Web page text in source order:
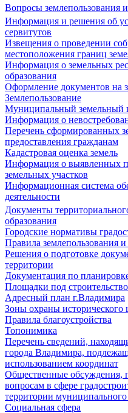
Вопросы землепользования
Информация и решения об
сервитутов
Извещения о проведении
местоположения границ
Информация о земельных
образования
Оформление документов на
Землепользование
Муниципальный земельный
Информация о
Перечень сформированных
предоставления гражданам
Кадастровая оценка земель
Информация о выявленных
земельных участков
Информационная система
деятельности
Документы
образования
Городские нормативы
Правила землепользования и
Решения о подготовке
территории
Документация по
Площадки под строительство
Адресный план г.Владимира
Зоны охраны исторического
Правила благоустройства
Топонимика
Перечень сведений,
города Владимира,
использованием координат
Общественные обсуждения,
вопросам в сфере
территории
Социальная сфера